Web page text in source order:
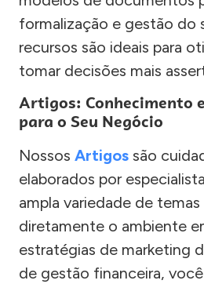
formalização e gestão do
recursos são ideais para
tomar decisões mais
Artigos: Conhecimento
para o Seu Negócio
Nossos Artigos são
elaborados por
ampla variedade de
diretamente o ambiente
estratégias de marketing
de gestão financeira,